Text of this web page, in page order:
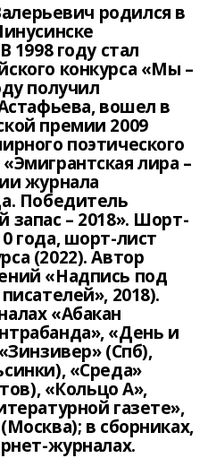
родился в
1998 году стал
конкурса «Мы –
получил
вошел в
премии 2009
поэтического
лира –
журнала
Победитель
запас – 2018». Шорт-
года, шорт-лист
(2022). Автор
«Надпись под
2018).
«Абакан
«День и
(Спб),
«Среда»
«Кольцо А»,
газете»,
в сборниках,
журналах.